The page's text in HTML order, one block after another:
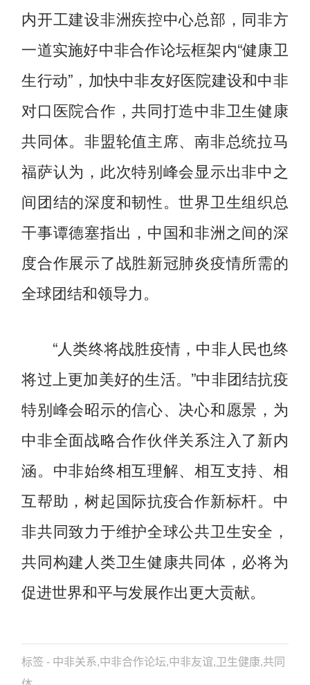
内开工建设非洲疾控中心总部，同非方
一道实施好中非合作论坛框架内“健康卫
生行动”，加快中非友好医院建设和中非
对口医院合作，共同打造中非卫生健康
共同体。非盟轮值主席、南非总统拉马
福萨认为，此次特别峰会显示出非中之
间团结的深度和韧性。世界卫生组织总
干事谭德塞指出，中国和非洲之间的深
度合作展示了战胜新冠肺炎疫情所需的
全球团结和领导力。
“人类终将战胜疫情，中非人民也终
将过上更加美好的生活。”中非团结抗疫
特别峰会昭示的信心、决心和愿景，为
中非全面战略合作伙伴关系注入了新内
涵。中非始终相互理解、相互支持、相
互帮助，树起国际抗疫合作新标杆。中
非共同致力于维护全球公共卫生安全，
共同构建人类卫生健康共同体，必将为
促进世界和平与发展作出更大贡献。
标签 - 中非关系,中非合作论坛,中非友谊,卫生健康,共同